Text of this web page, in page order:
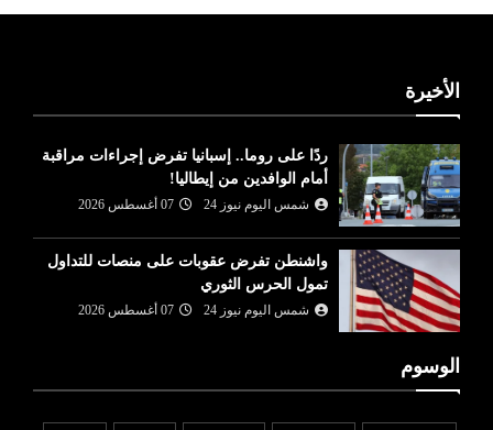
الأخيرة
ردًا على روما.. إسبانيا تفرض إجراءات مراقبة
أمام الوافدين من إيطاليا!
شمس اليوم نيوز 24 07 أغسطس 2026
واشنطن تفرض عقوبات على منصات للتداول
تمول الحرس الثوري
شمس اليوم نيوز 24 07 أغسطس 2026
الوسوم